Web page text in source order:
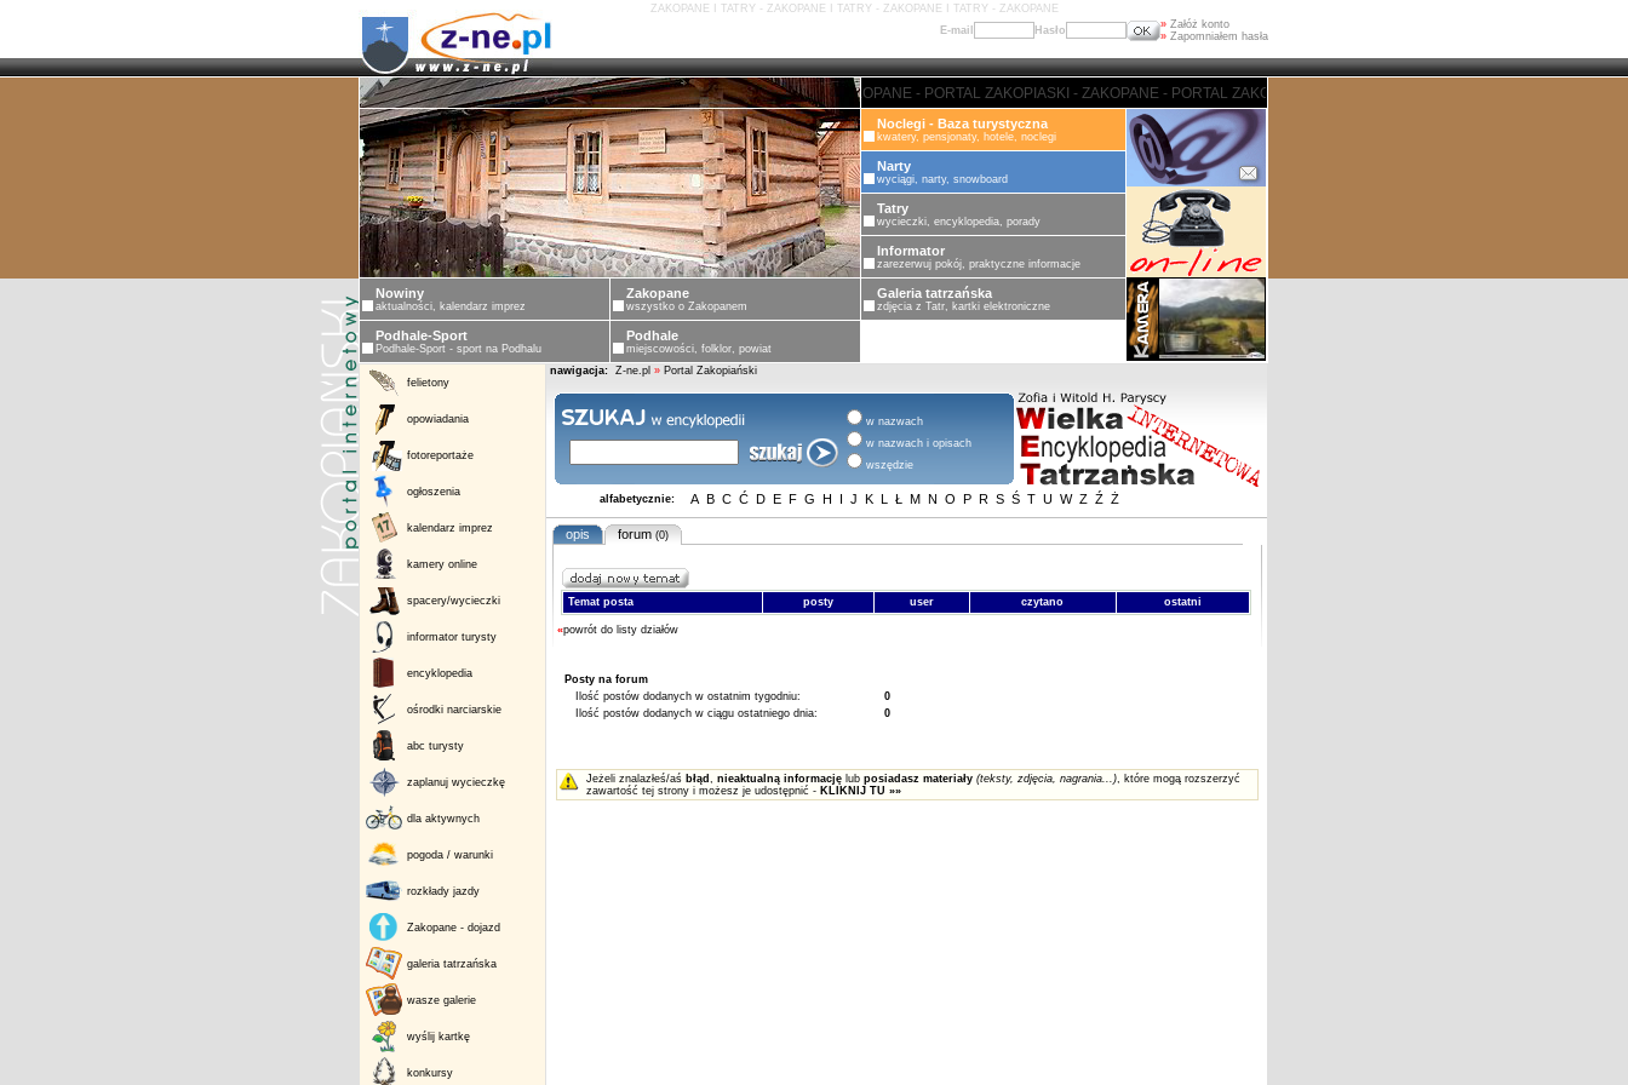
ZAKOPANE I TATRY - ZAKOPANE I TATRY - ZAKOPANE I TATRY - ZAKOPANE
E-mail
Hasło » Załóż konto
» Zapomniałem hasła
ZAKOPANE - PORTAL ZAKOPIASKI - ZAKOPANE - PORTAL ZAKOPIASKI - ZAKOPANE - PORTAL ZAKOPIASKI -
Noclegi - Baza turystyczna
kwatery, pensjonaty, hotele, noclegi
Narty
wyciągi, narty, snowboard
Tatry
wycieczki, encyklopedia, porady
Informator
zarezerwuj pokój, praktyczne informacje
Nowiny
aktualności, kalendarz imprez
Zakopane
wszystko o Zakopanem
Galeria tatrzańska
zdjęcia z Tatr, kartki elektroniczne
Podhale-Sport
Podhale-Sport - sport na Podhalu
Podhale
miejscowości, folklor, powiat
felietony
opowiadania
fotoreportaże
ogłoszenia
kalendarz imprez
kamery online
spacery/wycieczki
informator turysty
encyklopedia
ośrodki narciarskie
abc turysty
zaplanuj wycieczkę
dla aktywnych
pogoda / warunki
rozkłady jazdy
Zakopane - dojazd
galeria tatrzańska
wasze galerie
wyślij kartkę
konkursy
nawigacja: Z-ne.pl » Portal Zakopiański
w nazwach
w nazwach i opisach
wszędzie
alfabetycznie: A B C Ć D E F G H I J K L Ł M N O P R S Ś T U W Z Ź Ż
opis forum (0)
Temat posta posty user czytano ostatni
«powrót do listy działów
Posty na forum
Ilość postów dodanych w ostatnim tygodniu:
0
Ilość postów dodanych w ciągu ostatniego dnia:
0
Jeżeli znalazłeś/aś błąd , nieaktualną informacjęlub posiadasz materiały (teksty, zdjęcia, nagrania...), które mogą rozszerzyć
zawartość tej strony i możesz je udostępnić - KLIKNIJ TU »»